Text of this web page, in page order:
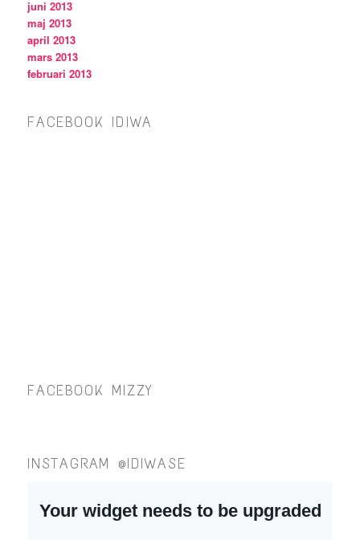
juni 2013
maj 2013
april 2013
mars 2013
februari 2013
FACEBOOK IDIWA
FACEBOOK MIZZY
INSTAGRAM @IDIWASE